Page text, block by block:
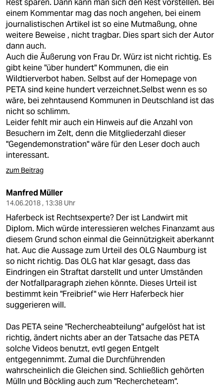
Rest sparen. Dann kann man sich den Rest vorstellen. Bei
einem Kommentar mag das noch angehen, bei einem
journalistischen Artikel ist so eine Mutmaßung, ohne
weitere Beweise , nicht tragbar. Dies spart sich der Autor
dann auch.
Auch die Äußerung von Frau Dr. Würz ist nicht richtig. Es
gibt keine "über hundert" Kommunen, die ein
Wildtierverbot haben. Selbst auf der Homepage von
PETA sind keine hundert verzeichnet.Selbst wenn es so
wäre, bei zehntausend Kommunen in Deutschland ist das
nicht so schlimm.
Leider fehlt mir auch ein Hinweis auf die Anzahl von
Besuchern im Zelt, denn die Mitgliederzahl dieser
"Gegendemonstration" wäre für den Leser doch auch
interessant.
zum Beitrag
Manfred Müller
14.06.2018 , 13:38 Uhr
Haferbeck ist Rechtsexperte? Der ist Landwirt mit
Diplom. Mich würde interessieren welches Finanzamt aus
diesem Grund schon einmal die Geinnützigkeit aberkannt
hat. Auc die Aussage zum Urteil des OLG Naumburg ist
so nicht richtig. Das OLG hat klar gesagt, dass das
Eindringen ein Straftat darstellt und unter Umständen
der Notfallparagraph ziehen könnte. Dieses Urteil ist
bestimmt kein "Freibrief" wie Herr Haferbeck hier
suggerieren will.
Das PETA seine "Rechercheabteilung" aufgelöst hat ist
richtig, ändert nichts aber an der Tatsache das PETA
solche Videos benutzt, evtl gegen Entgelt
entgegennimmt. Zumal die Durchführenden
wahrscheinlich die Gleichen sind. Schließlich gehörten
Mülln und Böckling auch zum "Rechercheteam".